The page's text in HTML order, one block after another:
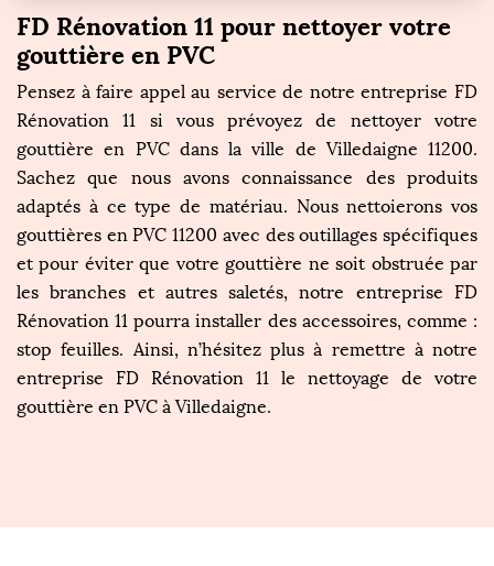
FD Rénovation 11 pour nettoyer votre
gouttière en PVC
Pensez à faire appel au service de notre entreprise FD
Rénovation 11 si vous prévoyez de nettoyer votre
gouttière en PVC dans la ville de Villedaigne 11200.
Sachez que nous avons connaissance des produits
adaptés à ce type de matériau. Nous nettoierons vos
gouttières en PVC 11200 avec des outillages spécifiques
et pour éviter que votre gouttière ne soit obstruée par
les branches et autres saletés, notre entreprise FD
Rénovation 11 pourra installer des accessoires, comme :
stop feuilles. Ainsi, n’hésitez plus à remettre à notre
entreprise FD Rénovation 11 le nettoyage de votre
gouttière en PVC à Villedaigne.